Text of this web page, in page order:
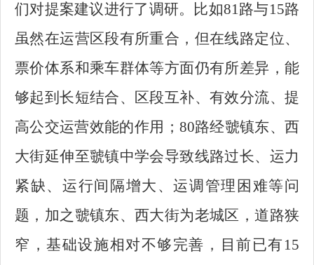
们对提案建议进行了调研。比如81路与15路
虽然在运营区段有所重合，但在线路定位、
票价体系和乘车群体等方面仍有所差异，能
够起到长短结合、区段互补、有效分流、提
高公交运营效能的作用；80路经虢镇东、西
大街延伸至虢镇中学会导致线路过长、运力
紧缺、运行间隔增大、运调管理困难等问
题，加之虢镇东、西大街为老城区，道路狭
窄，基础设施相对不够完善，目前已有15